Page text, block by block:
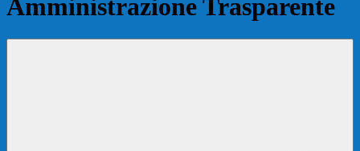
Amministrazione Trasparente